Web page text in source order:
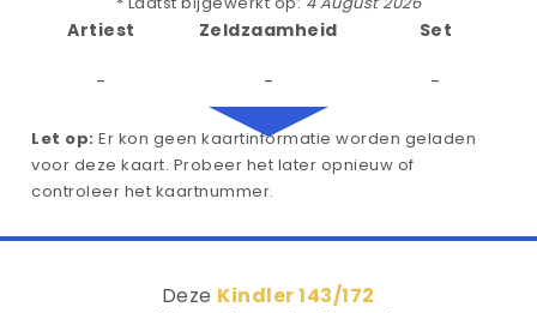
Artiest
-
Zeldzaamheid
-
Set
-
Let op: Er kon geen kaartinformatie worden geladen
voor deze kaart. Probeer het later opnieuw of
controleer het kaartnummer.
Deze Kindler 143/172